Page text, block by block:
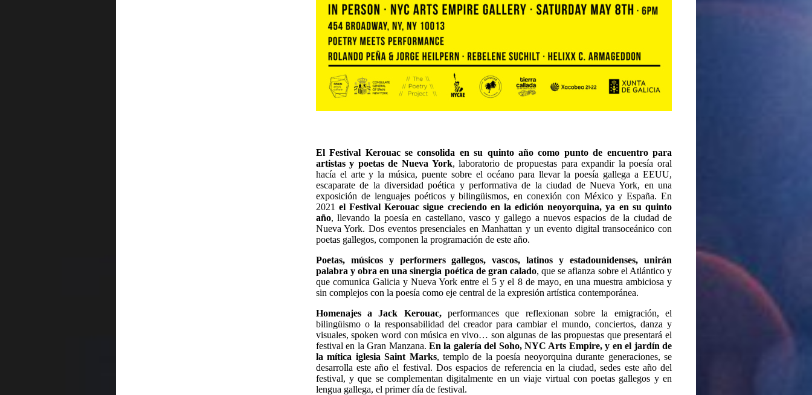
El Festival Kerouac se consolida en su quinto año como punto de encuentro para
artistas y poetas de Nueva York, laboratorio de propuestas para expandir la poesía oral
hacía el arte y la música, puente sobre el océano para llevar la poesía gallega a EEUU,
escaparate de la diversidad poética y performativa de la ciudad de Nueva York, en una
exposición de lenguajes poéticos y bilingüismos, en conexión con México y España. En
2021 el Festival Kerouac sigue creciendo en la edición neoyorquina, ya en su quinto
año, llevando la poesía en castellano, vasco y gallego a nuevos espacios de la ciudad de
Nueva York. Dos eventos presenciales en Manhattan y un evento digital transoceánico con
poetas gallegos, componen la programación de este año.
Poetas, músicos y performers gallegos, vascos, latinos y estadounidenses, unirán
palabra y obra en una sinergia poética de gran calado, que se afianza sobre el Atlántico y
que comunica Galicia y Nueva York entre el 5 y el 8 de mayo, en una muestra ambiciosa y
sin complejos con la poesía como eje central de la expresión artística contemporánea.
Homenajes a Jack Kerouac,
performances que reflexionan sobre la emigración, el
bilingüismo o la responsabilidad del creador para cambiar el mundo, conciertos, danza y
visuales, spoken word con música en vivo… son algunas de las propuestas que presentará el
festival en la Gran Manzana. En la galería del Soho, NYC Arts Empire, y en el jardín de
la mítica iglesia Saint Marks, templo de la poesía neoyorquina durante generaciones, se
desarrolla este año el festival. Dos espacios de referencia en la ciudad, sedes este año del
festival, y que se complementan digitalmente en un viaje virtual con poetas gallegos y en
lengua gallega, el primer día de festival.